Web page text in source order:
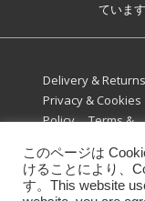
ています
Footer
Menu
Delivery & Returns
Privacy & Cookies
Policy
Terms &
このページは
けることにより、
す。This website